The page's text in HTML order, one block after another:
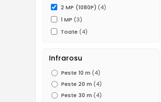
2 MP (1080P) (4)
1 MP (3)
Toate (4)
Infrarosu
Peste 10 m (4)
Peste 20 m (4)
Peste 30 m (4)